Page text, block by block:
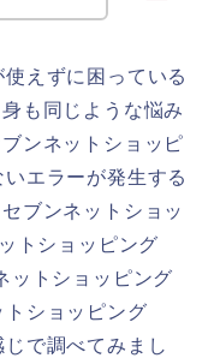
えずに困っている
も同じような悩み
ンネットショッピ
エラーが発生する
ブンネットショッ
トショッピング
トショッピング
ショッピング
で調べてみまし